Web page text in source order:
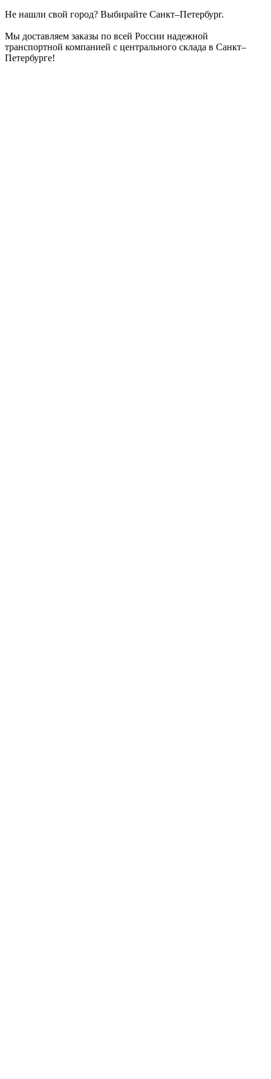
Не нашли свой город? Выбирайте Санкт–Петербург.
Мы доставляем заказы по всей России надежной
транспортной компанией с центрального склада в Санкт–
Петербурге!